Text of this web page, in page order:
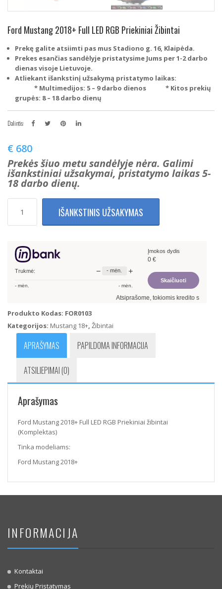
Ford Mustang 2018+ Full LED RGB Priekiniai Žibintai
Prekę galite atsiimti pas mus Stadiono g. 16, Klaipėda.
Prekes esančias sandėlyje pristatysime Jums per 1-2 darbo
dienas visoje Lietuvoje.
Atliekant išankstinį užsakymą pristatymo laikas:
* Multimedijos: 5 – 9 darbo dienos * Kitos prekių
grupės: 8 – 18 darbo dienų
Dalintis:
€ 680
Prekės šiuo metu sandėlyje nėra. Galimi
išankstiniai užsakymai, pristatymo laikas 5-
18 darbo dienų.
kiekis:
Full
LED
RGB
Priekiniai
IŠANKSTINIS UŽSAKYMAS
Trukmė: − - mėn. +
- mėn. -mėn.
Įmokos dydis
0 €
Skaičiuoti
Atsiprašome, tokiomis kredito
Produkto Kodas: FOR0103
Kategorijos: Mustang 18+, Žibintai
APRAŠYMAS PAPILDOMA INFORMACIJA
ATSILIEPIMAI (0)
Aprašymas
Ford Mustang 2018+ Full LED RGB Priekiniai žibintai
(Komplektas)
Tinka modeliams:
Ford Mustang 2018+
INFORMACIJA
Kontaktai
Prekių Pristatymas